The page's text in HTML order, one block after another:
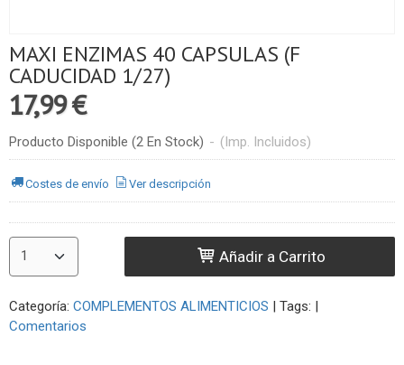
MAXI ENZIMAS 40 CAPSULAS (F
CADUCIDAD 1/27)
17,99 €
Producto Disponible (2 En Stock) - (Imp. Incluidos)
Costes de envío Ver descripción
Añadir a Carrito
Categoría: COMPLEMENTOS ALIMENTICIOS | Tags: |
Comentarios